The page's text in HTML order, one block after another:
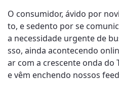
O consumidor, ávido por
to, e sedento por se
a necessidade urgente de
sso, ainda acontecendo
ar com a crescente onda do
e vêm enchendo nossos